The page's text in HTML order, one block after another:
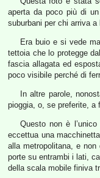
aperta da poco più di
suburbani per chi arriva a
Era buio e si vede
tettoia che lo protegge
fascia allagata ed
poco visibile perché di
In altre parole,
pioggia, o, se preferite, a
Questo non è
eccettua una
alla metropolitana, e non
porte su entrambi i lati,
della scala mobile finiva